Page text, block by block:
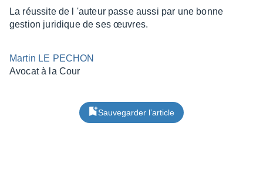
La réus­site de l 'auteur passe aussi par une bonne
gestion juri­dique de ses œuvres.
Martin LE PECHON
Avocat à la Cour
Sauvegarder l’article